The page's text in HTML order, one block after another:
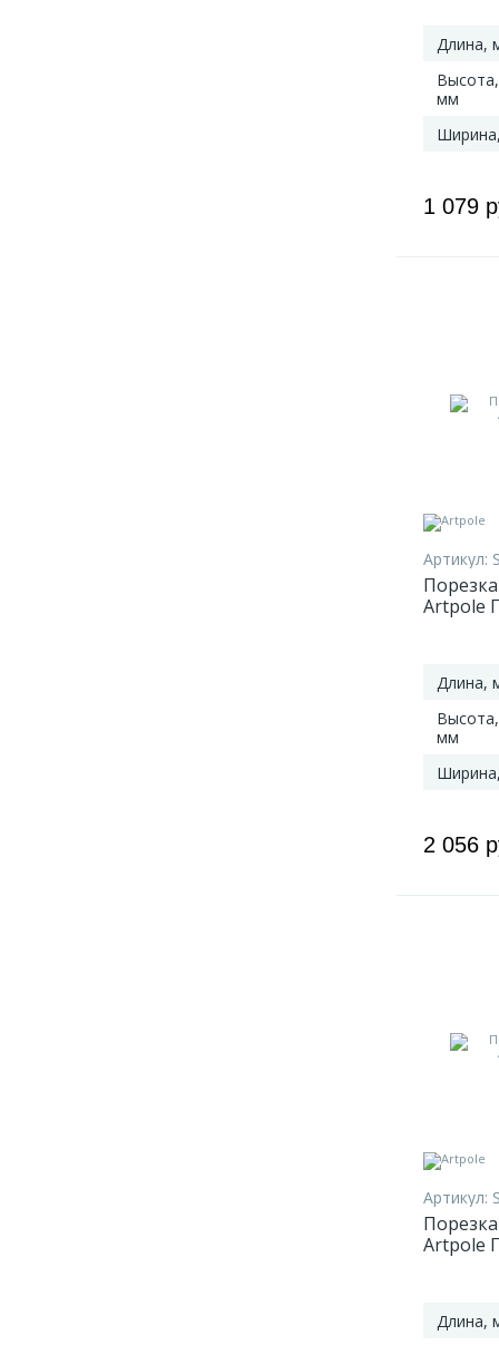
Длина,
Высота,
мм
1 079
Артикул:
Artpole
Длина,
Высота,
мм
2 056
Артикул:
Artpole
Длина,